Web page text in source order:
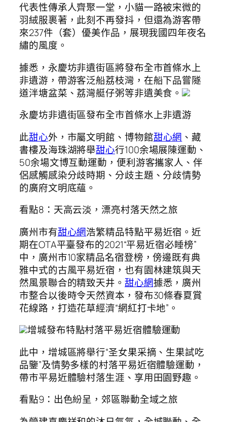
代表性傳承人齊聚一堂，小貓一路被宋微的
羽絨服裹著，此刻不再發抖，但還為游客帶
來237件（套）優美作品，展現我國四年夜名
繡的風度。
據悉，永慶坊非遺街區將發布全市首條水上
非遺游，帶游客泛船荔枝灣，在船下品嘗隧
道泮塘盆菜、荔灣艇仔粥等非遺美食。
永慶坊非遺街區發布全市首條水上非遺游
此甜心外，市屬文明館、博物館甜心網 、藏
書樓及海珠湖將舉甜心行100余場展陳運動、
50余場文博互動運動，便利游客攜家人、伴
侶感觸感染分歧時期、分歧主題、分歧情勢
的廣府文明底蘊。
看點8：天高云淡，漂亮村落天然之旅
廣州市有甜心網浩繁精品特點平易近宿。近
期在OTA平臺發布的2021“平易近宿必睡榜”
中，廣州市10家精品名宿登榜，傍邊既有典
雅中式的古風平易近宿，也有園林建筑與天
然風景聯合的精致天井。 甜心網據悉，廣州
市整合以後時令天然資本，發布30條春夏賞
花線路，打造花草經濟“網紅打卡地”。
增城發布特點村落平易近宿體驗運動
此中，增城區將舉行“圣女果采摘、生果試吃
品鑒”及情勢多樣的村落平易近宿體驗運動，
帶市平易近體驗村落生涯、享用田園野趣。
看點9：出色紛呈，郊區聯動全域之旅